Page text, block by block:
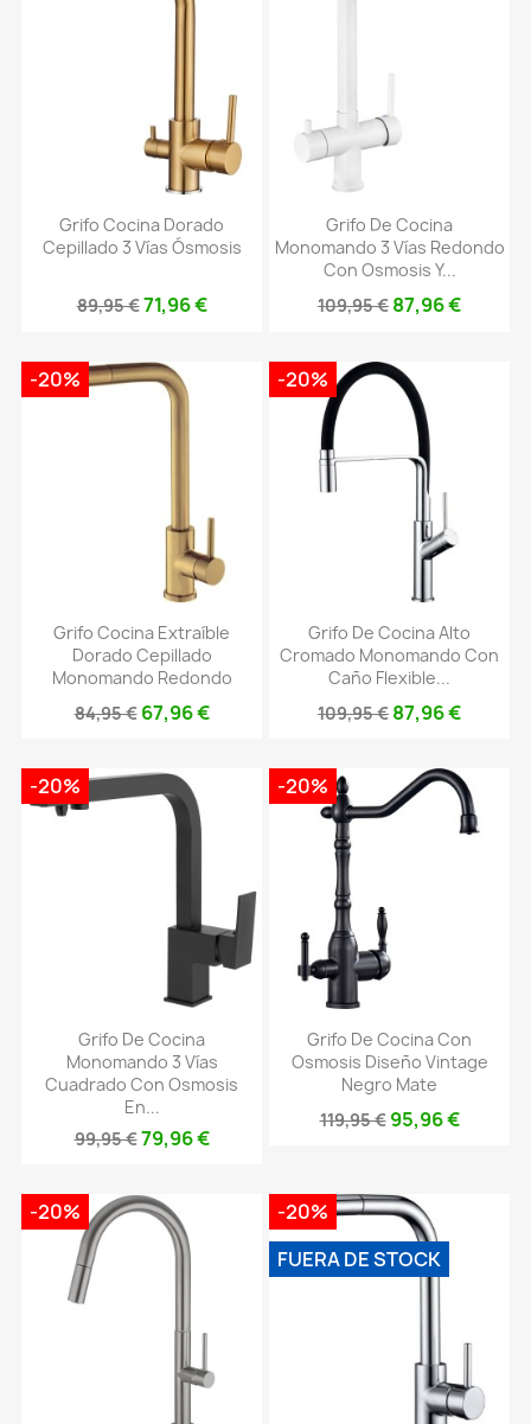
Grifo Cocina Dorado
Cepillado 3 Vías Ósmosis
89,95 €71,96 €
Grifo De Cocina
Monomando 3 Vías Redondo
Con Osmosis Y...
109,95 € 87,96 €
Grifo Cocina Extraíble
Dorado Cepillado
Monomando Redondo
84,95 € 67,96 €
-20%
Grifo De Cocina Alto
Cromado Monomando Con
Caño Flexible...
109,95 € 87,96 €
-20%
Grifo De Cocina
Monomando 3 Vías
Cuadrado Con Osmosis
En...
99,95 €79,96 €
-20%
Grifo De Cocina Con
Osmosis Diseño Vintage
Negro Mate
119,95 € 95,96 €
-20%
-20%
-20%
FUERA DE STOCK